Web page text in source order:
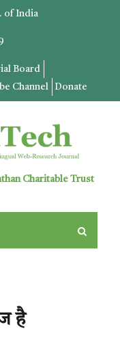
of India
Board
Channel Donate
Charitable Trust
है